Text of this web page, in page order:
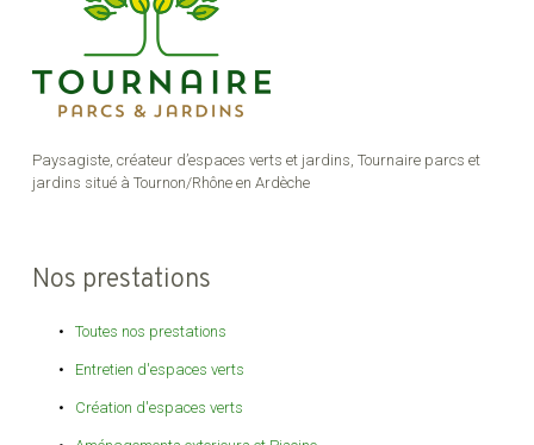
Paysagiste, créateur d’espaces verts et jardins, Tournaire parcs et
jardins situé à Tournon/Rhône en Ardèche
Nos prestations
Toutes nos prestations
Entretien d'espaces verts
Création d'espaces verts